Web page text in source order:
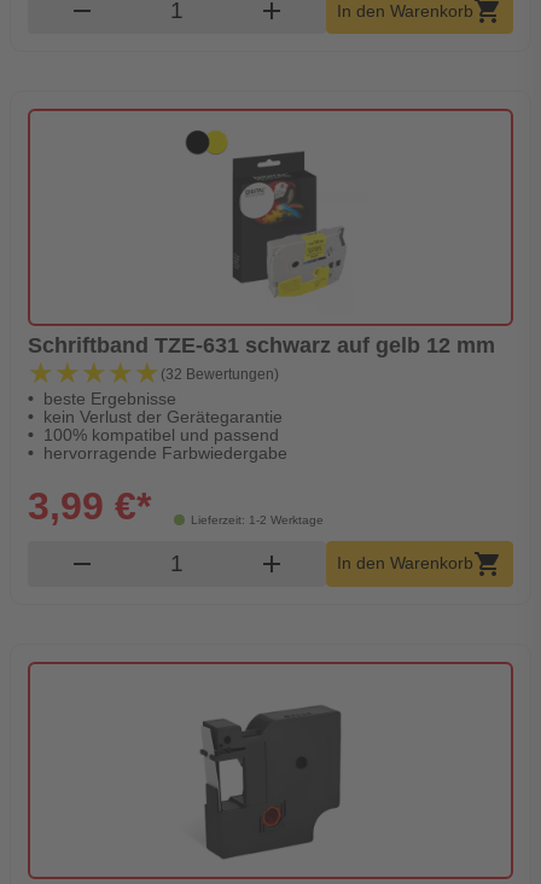
remove add In den Warenkorb shopping_cart
Schriftband TZE-631 schwarz auf gelb 12 mm
★★★★★
★★★★★ (32 Bewertungen)
beste Ergebnisse
kein Verlust der Gerätegarantie
100% kompatibel und passend
hervorragende Farbwiedergabe
Lieferzeit: 1-2 Werktage
3,99 €*
remove Produkt Warenkorb Menge
add In den Warenkorbshopping_cart